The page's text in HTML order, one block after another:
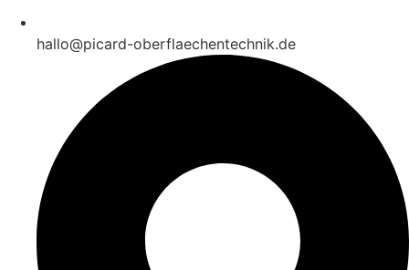
hallo@picard-oberflaechentechnik.de